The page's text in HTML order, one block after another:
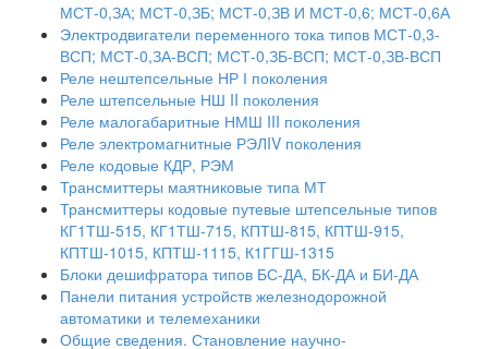
МСТ-0,ЗА; МСТ-0,ЗБ; МСТ-0,ЗВ И МСТ-0,6; МСТ-0,6А
Электродвигатели переменного тока типов МСТ-0,3-
ВСП; МСТ-0,ЗА-ВСП; МСТ-0,ЗБ-ВСП; МСТ-0,ЗВ-ВСП
Реле нештепсельные НР І поколения
Реле штепсельные НШ II поколения
Реле малогабаритные НМШ III поколения
Реле электромагнитные РЭЛIV поколения
Реле кодовые КДР, РЭМ
Трансмиттеры маятниковые типа МТ
Трансмиттеры кодовые путевые штепсельные типов
КГ1ТШ-515, КГ1ТШ-715, КПТШ-815, КПТШ-915,
КПТШ-1015, КПТШ-1115, К1ГГШ-1315
Блоки дешифратора типов БС-ДА, БК-ДА и БИ-ДА
Панели питания устройств железнодорожной
автоматики и телемеханики
Общие сведения. Становление научно-